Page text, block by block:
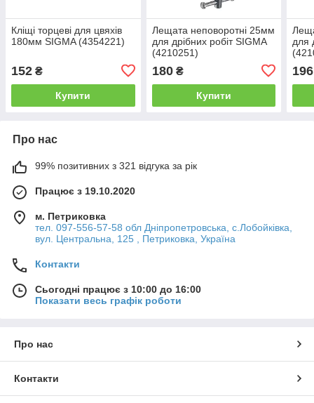
Кліщі торцеві для цвяхів
180мм SIGMA (4354221)
152 ₴
Купити
Лещата неповоротні 25мм
для дрібних робіт SIGMA
(4210251)
180₴
Купити
для
196
Про нас
99% позитивних з 321 відгука за рік
Працює з 19.10.2020
м. Петриковка
тел. 097-556-57-58 обл Дніпропетровська, с.Лобойківка,
вул. Центральна, 125 , Петриковка, Україна
Контакти
Сьогодні працює з 10:00 до 16:00
Показати весь графік роботи
Про нас
Контакти